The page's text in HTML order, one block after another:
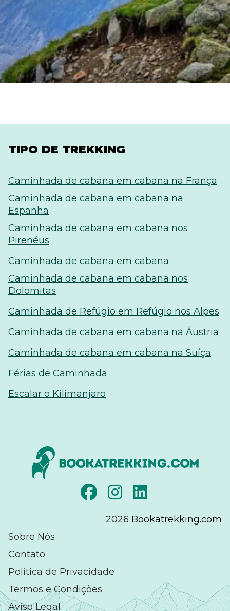
TIPO DE TREKKING
Caminhada de cabana em cabana na França
Caminhada de cabana em cabana na
Espanha
Caminhada de cabana em cabana nos
Pirenéus
Caminhada de cabana em cabana
Caminhada de cabana em cabana nos
Dolomitas
Caminhada de Refúgio em Refúgio nos Alpes
Caminhada de cabana em cabana na Áustria
Caminhada de cabana em cabana na Suíça
Férias de Caminhada
Escalar o Kilimanjaro
2026 Bookatrekking.com
Sobre Nós
Contato
Política de Privacidade
Termos e Condições
Aviso Legal